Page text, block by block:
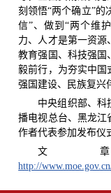
刻领悟“两个确立”的
信”、做到“两个维
力、人才是第一资源
教育强国、科技强国
毅前行，为夯实中国
强国建设、民族复兴
中央组织部、科
播电视总台、黑龙江
作者代表参加发布仪
文
http://